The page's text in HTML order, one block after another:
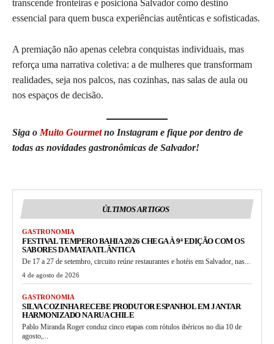
transcende fronteiras e posiciona Salvador como destino
essencial para quem busca experiências autênticas e sofisticadas.
A premiação não apenas celebra conquistas individuais, mas
reforça uma narrativa coletiva: a de mulheres que transformam
realidades, seja nos palcos, nas cozinhas, nas salas de aula ou
nos espaços de decisão.
Siga o Muito Gourmetno Instagram e fique por dentro de
todas as novidades gastronômicas de Salvador!
ÚLTIMOS ARTIGOS
GASTRONOMIA
FESTIVAL TEMPERO BAHIA 2026 CHEGA À 9ª EDIÇÃO COM OS
SABORES DA MATA ATLÂNTICA
De 17 a 27 de setembro, circuito reúne restaurantes e hotéis em Salvador, nas...
4 de agosto de 2026
GASTRONOMIA
SILVA COZINHA RECEBE PRODUTOR ESPANHOL EM JANTAR
HARMONIZADO NA RUA CHILE
Pablo Miranda Roger conduz cinco etapas com rótulos ibéricos no dia 10 de
agosto,...